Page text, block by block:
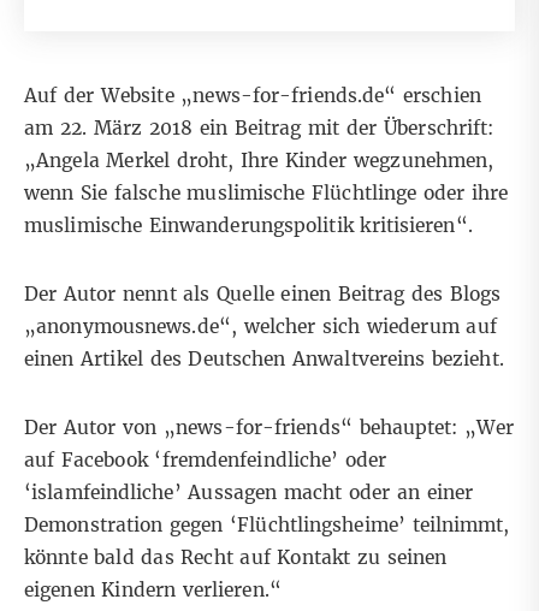
Auf der Website „news-for-friends.de“ erschien
am 22. März 2018 ein Beitragmit der Überschrift:
„Angela Merkel droht, Ihre Kinder wegzunehmen,
wenn Sie falsche muslimische Flüchtlinge oder ihre
muslimische Einwanderungspolitik kritisieren“.
Der Autor nennt als Quelle einen Beitragdes Blogs
„anonymousnews.de“, welcher sich wiederum auf
einen Artikeldes Deutschen Anwaltvereins bezieht.
Der Autor von „news-for-friends“ behauptet: „Wer
auf Facebook ‘fremdenfeindliche’ oder
‘islamfeindliche’ Aussagen macht oder an einer
Demonstration gegen ‘Flüchtlingsheime’ teilnimmt,
könnte bald das Recht auf Kontakt zu seinen
eigenen Kindern verlieren.“